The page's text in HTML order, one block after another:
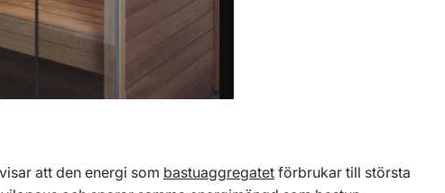
att den energi som bastuaggregatet förbrukar till största